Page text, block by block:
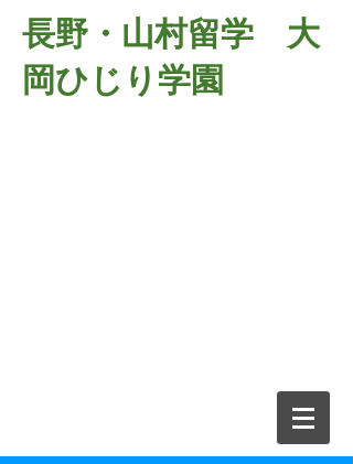
長野・山村留学 大
岡ひじり学園